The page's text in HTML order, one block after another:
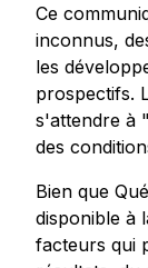
Ce
inconnus,
les
prospectifs.
s'attendre à
des
Bien que
disponible à
facteurs qui